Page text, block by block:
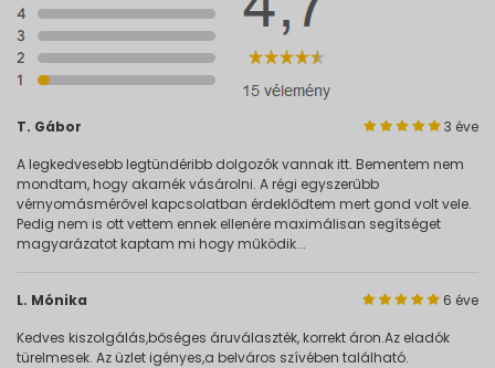
T. Gábor
3 éve
A legkedvesebb legtündéribb dolgozók vannak itt. Bementem nem
mondtam, hogy akarnék vásárolni. A régi egyszerűbb
vérnyomásmérővel kapcsolatban érdeklődtem mert gond volt vele.
Pedig nem is ott vettem ennek ellenére maximálisan segítséget
magyarázatot kaptam mi hogy működik...
L. Mónika
6 éve
Kedves kiszolgálás,bőséges áruválaszték, korrekt áron.Az eladók
türelmesek. Az üzlet igényes,a belváros szívében található.